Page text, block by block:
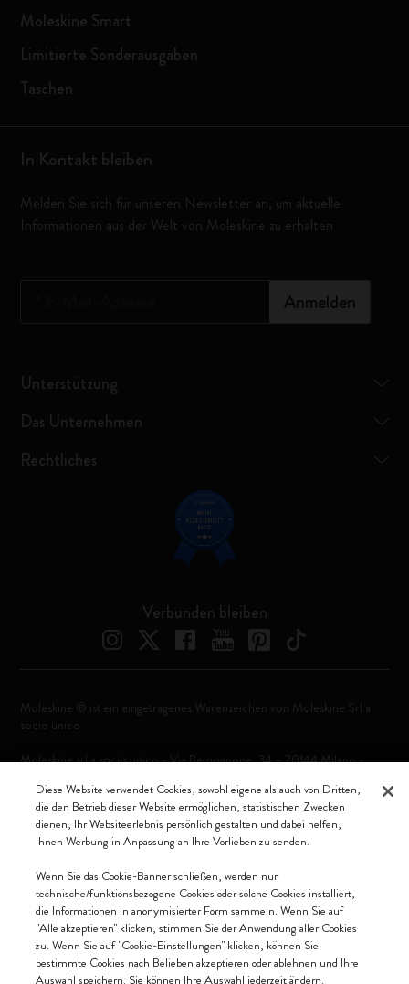
Moleskine Smart
Limitierte Sonderausgaben
Taschen
In Kontakt bleiben
Melden Sie sich für unseren Newsletter an, um aktuelle
Informationen aus der Welt von Moleskine zu erhalten
Anmelden
Unterstützung
Das Unternehmen
Rechtliches
Verbunden bleiben
Deutschland (Deutsch)
Wir akzeptieren
Moleskine ® ist ein eingetragenes Warenzeichen von Moleskine Srl a
socio unico
Moleskine srl a socio unico - Via Bergognone, 34 – 20144 Milano -
Soc. €2.181.513,42
Diese Website verwendet Cookies, sowohl eigene als auch von Dritten,
die den Betrieb dieser Website ermöglichen, statistischen Zwecken
dienen, Ihr Websiteerlebnis persönlich gestalten und dabei helfen,
Ihnen Werbung in Anpassung an Ihre Vorlieben zu senden.
Wenn Sie das Cookie-Banner schließen, werden nur
technische/funktionsbezogene Cookies oder solche Cookies installiert,
die Informationen in anonymisierter Form sammeln. Wenn Sie auf
"Alle akzeptieren" klicken, stimmen Sie der Anwendung aller Cookies
zu. Wenn Sie auf "Cookie-Einstellungen" klicken, können Sie
bestimmte Cookies nach Belieben akzeptieren oder ablehnen und Ihre
Auswahl speichern. Sie können Ihre Auswahl jederzeit ändern.